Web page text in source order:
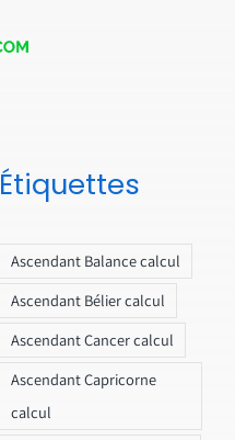
Étiquettes
Ascendant Balance calcul
Ascendant Bélier calcul
Ascendant Cancer calcul
Ascendant Capricorne
calcul